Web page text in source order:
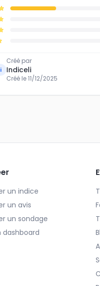
i
Créé par
Indiceli
Créé le11/12/2025
un indice
un avis
un sondage
dashboard